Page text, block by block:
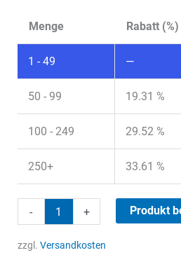
Menge Rabatt (%)
1 - 49 —
50 - 99 19.31 %
100 - 249 29.52 %
250+ 33.61 %
-
Koaxialkabel
Menge
+ Produkt
zzgl. Versandkosten